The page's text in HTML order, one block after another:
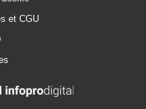
et CGU